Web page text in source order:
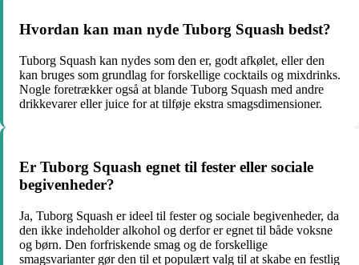
Hvordan kan man nyde Tuborg Squash bedst?
Tuborg Squash kan nydes som den er, godt afkølet, eller den
kan bruges som grundlag for forskellige cocktails og mixdrinks.
Nogle foretrækker også at blande Tuborg Squash med andre
drikkevarer eller juice for at tilføje ekstra smagsdimensioner.
Er Tuborg Squash egnet til fester eller sociale
begivenheder?
Ja, Tuborg Squash er ideel til fester og sociale begivenheder, da
den ikke indeholder alkohol og derfor er egnet til både voksne
og børn. Den forfriskende smag og de forskellige
smagsvarianter gør den til et populært valg til at skabe en festlig